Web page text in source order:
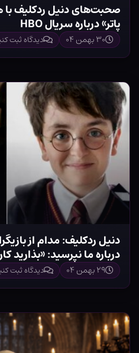
صحبت‌های دنیل ردکلیف
پاتر» درباره سریال HBO
۳۰ بهمن ۰۴ دیدگاه ثبت
دنیل ردکلیف: مدام از
درباره ما نپرسید:
قراره متفاوت باشه»
۲۹ بهمن ۰۴ دیدگاه ثبت